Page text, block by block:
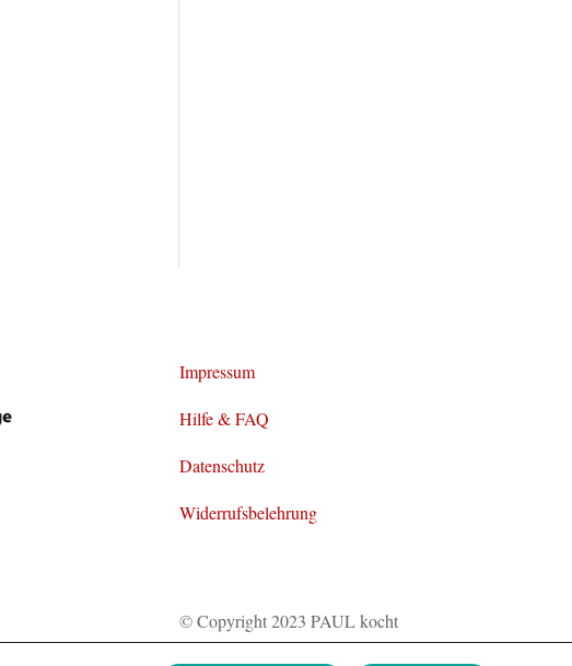
Impressum
Hilfe & FAQ
Datenschutz
Widerrufsbelehrung
© Copyright 2023 PAUL kocht
gGmbH